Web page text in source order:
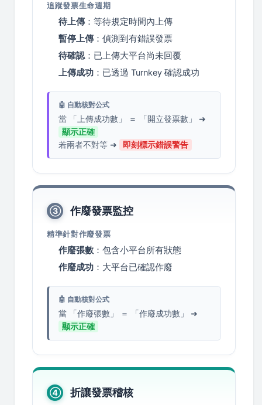
追蹤發票生命週期
待上傳 ：等待規定時間內上傳
暫停上傳 ：偵測到有錯誤發票
待確認：已上傳大平台尚未回覆
上傳成功 ：已透過 Turnkey 確認成功
🤖 自動核對公式
當 「上傳成功數」 ＝ 「開立發票數」 ➜
顯示正確
若兩者不對等 ➜
即刻標示錯誤警告
③ 作廢發票監控
精準針對作廢發票
作廢張數 ：包含小平台所有狀態
作廢成功 ：大平台已確認作廢
🤖 自動核對公式
當 「作廢張數」 ＝ 「作廢成功數」 ➜
顯示正確
④ 折讓發票稽核